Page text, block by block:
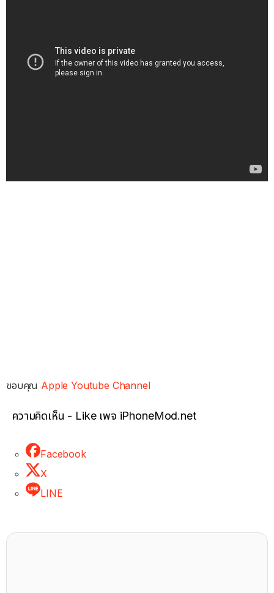
ขอบคุณ Apple Youtube Channel
ความคิดเห็น - Like เพจ iPhoneMod.net
Facebook
X
LINE